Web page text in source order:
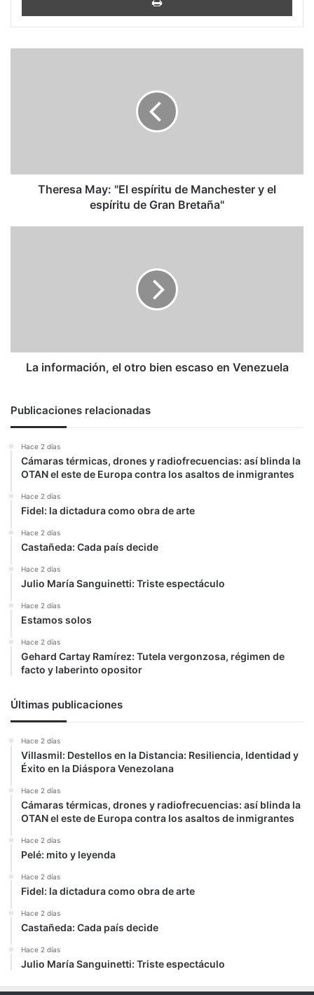
espíritu
Theresa May: "El espíritu de Manchester y el
espíritu de Gran Bretaña"
La información, el otro bien escaso en Venezuela
Publicaciones relacionadas
Hace 2 días
Cámaras térmicas, drones y radiofrecuencias: así blinda la
OTAN el este de Europa contra los asaltos de inmigrantes
Hace 2 días
Fidel: la dictadura como obra de arte
Hace 2 días
Castañeda: Cada país decide
Hace 2 días
Julio María Sanguinetti: Triste espectáculo
Hace 2 días
Estamos solos
Hace 2 días
Gehard Cartay Ramírez: Tutela vergonzosa, régimen de
facto y laberinto opositor
Últimas publicaciones
Hace 2 días
Villasmil: Destellos en la Distancia: Resiliencia, Identidad y
Éxito en la Diáspora Venezolana
Hace 2 días
Cámaras térmicas, drones y radiofrecuencias: así blinda la
OTAN el este de Europa contra los asaltos de inmigrantes
Hace 2 días
Pelé: mito y leyenda
Hace 2 días
Fidel: la dictadura como obra de arte
Hace 2 días
Castañeda: Cada país decide
Hace 2 días
Julio María Sanguinetti: Triste espectáculo